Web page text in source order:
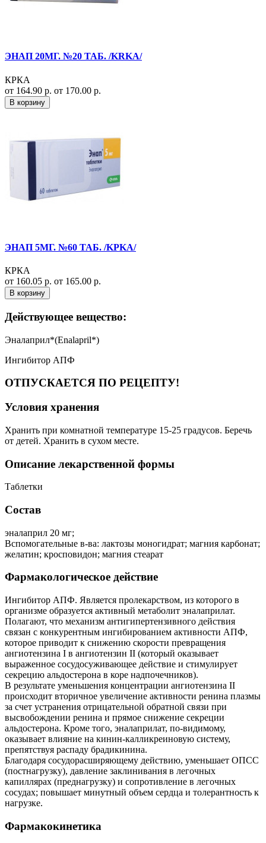
ЭНАП 20МГ. №20 ТАБ. /KRKA/
КРКА
от 164.90 р. от 170.00 р.
В корзину
ЭНАП 5МГ. №60 ТАБ. /KPKA/
КРКА
от 160.05 р. от 165.00 р.
В корзину
Действующее вещество:
Эналаприл*(Enalapril*)
Ингибитор АПФ
ОТПУСКАЕТСЯ ПО РЕЦЕПТУ!
Условия хранения
Хранить при комнатной температуре 15-25 градусов. Беречь
от детей. Хранить в сухом месте.
Описание лекарственной формы
Таблетки
Состав
эналаприл 20 мг;
Вспомогательные в-ва: лактозы моногидрат; магния карбонат;
желатин; кросповидон; магния стеарат
Фармакологическое действие
Ингибитор АПФ. Является пролекарством, из которого в
организме образуется активный метаболит эналаприлат.
Полагают, что механизм антигипертензивного действия
связан с конкурентным ингибированием активности АПФ,
которое приводит к снижению скорости превращения
ангиотензина I в ангиотензин II (который оказывает
выраженное сосудосуживающее действие и стимулирует
секрецию альдостерона в коре надпочечников).
В результате уменьшения концентрации ангиотензина II
происходит вторичное увеличение активности ренина плазмы
за счет устранения отрицательной обратной связи при
высвобождении ренина и прямое снижение секреции
альдостерона. Кроме того, эналаприлат, по-видимому,
оказывает влияние на кинин-калликреиновую систему,
препятствуя распаду брадикинина.
Благодаря сосудорасширяющему действию, уменьшает ОПСС
(постнагрузку), давление заклинивания в легочных
капиллярах (преднагрузку) и сопротивление в легочных
сосудах; повышает минутный объем сердца и толерантность к
нагрузке.
Фармакокинетика